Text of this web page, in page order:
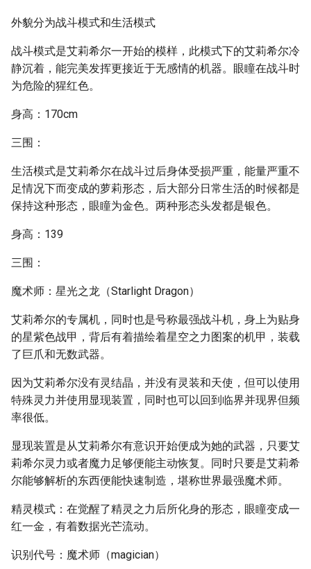
外貌分为战斗模式和生活模式
战斗模式是艾莉希尔一开始的模样，此模式下的艾莉希尔冷
静沉着，能完美发挥更接近于无感情的机器。眼瞳在战斗时
为危险的猩红色。
身高：170cm
三围：
生活模式是艾莉希尔在战斗过后身体受损严重，能量严重不
足情况下而变成的萝莉形态，后大部分日常生活的时候都是
保持这种形态，眼瞳为金色。两种形态头发都是银色。
身高：139
三围：
魔术师：星光之龙（Starlight Dragon）
艾莉希尔的专属机，同时也是号称最强战斗机，身上为贴身
的星紫色战甲，背后有着描绘着星空之力图案的机甲，装载
了巨爪和无数武器。
因为艾莉希尔没有灵结晶，并没有灵装和天使，但可以使用
特殊灵力并使用显现装置，同时也可以回到临界并现界但频
率很低。
显现装置是从艾莉希尔有意识开始便成为她的武器，只要艾
莉希尔灵力或者魔力足够便能主动恢复。同时只要是艾莉希
尔能够解析的东西便能快速制造，堪称世界最强魔术师。
精灵模式：在觉醒了精灵之力后所化身的形态，眼瞳变成一
红一金，有着数据光芒流动。
识别代号：魔术师（magician）